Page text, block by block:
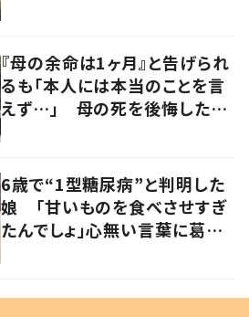
『母の余命は1ヶ月』と告げられ
るも「本人には本当のことを言
えず…」 母の死を後悔した女
6歳で“1型糖尿病”と判明した
娘 「甘いものを食べさせすぎ
たんでしょ」心無い言葉に葛藤